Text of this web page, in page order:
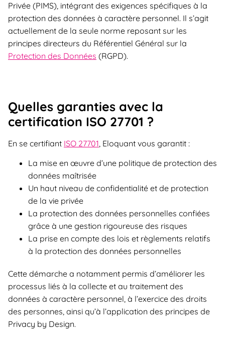
Privée (PIMS), intégrant des exigences spécifiques à la
protection des données à caractère personnel. ​Il s’agit
actuellement de la seule norme reposant sur les
principes directeurs du Référentiel Général sur la
Protection des Données (RGPD).​ ​
Quelles garanties avec la
certification ISO 27701 ?​
En se certifiant ISO 27701 , Eloquant vous garantit : ​
La mise en œuvre d’une politique de protection des
données maîtrisée​
Un haut niveau de confidentialité et de protection
de la vie privée​
La protection des données personnelles confiées
grâce à une gestion rigoureuse des risques​
La prise en compte des lois et règlements relatifs
à la protection des données personnelles​
Cette démarche a notamment permis d’améliorer les
processus liés à la collecte et au traitement des
données à caractère personnel, à l’exercice des droits
des personnes, ainsi qu’à l’application des principes de
Privacy by Design.